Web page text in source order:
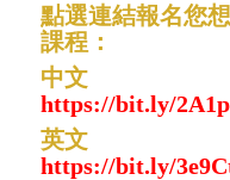
點選連結報名您
課程：
中文
https://bit.ly/
英文
https://bit.ly/